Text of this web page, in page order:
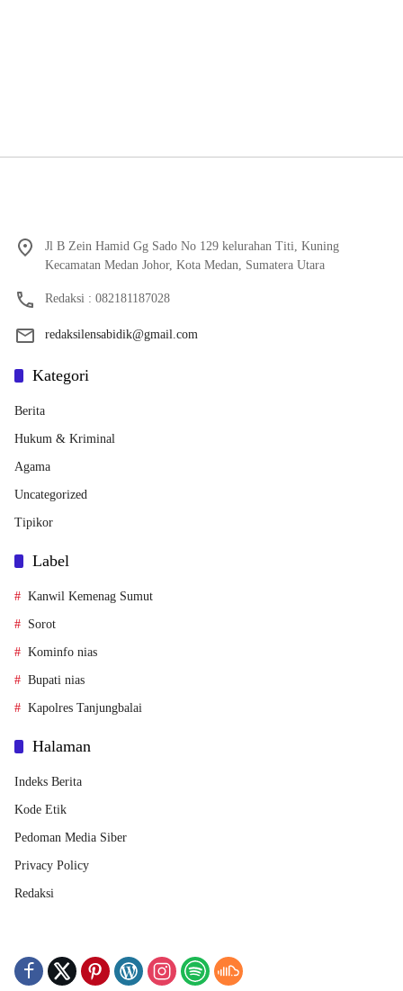
Jl B Zein Hamid Gg Sado No 129 kelurahan Titi, Kuning
Kecamatan Medan Johor, Kota Medan, Sumatera Utara
Redaksi : 082181187028
redaksilensabidik@gmail.com
Kategori
Berita
Hukum & Kriminal
Agama
Uncategorized
Tipikor
Label
Kanwil Kemenag Sumut
Sorot
Kominfo nias
Bupati nias
Kapolres Tanjungbalai
Halaman
Indeks Berita
Kode Etik
Pedoman Media Siber
Privacy Policy
Redaksi